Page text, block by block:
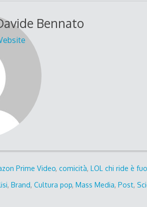
Bennato
Prime Video,comicità,LOL chi ride è
,Brand,Cultura pop,Mass Media,Post,